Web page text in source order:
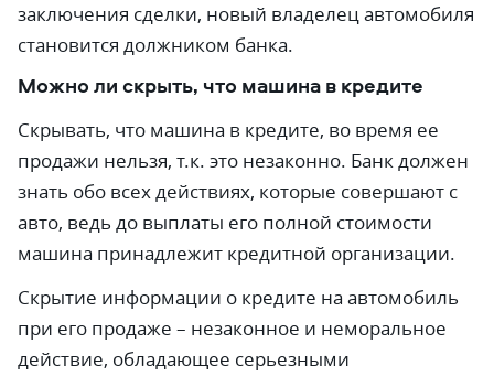
заключения сделки, новый владелец автомобиля
становится должником банка.
Можно ли скрыть, что машина в кредите
Скрывать, что машина в кредите, во время ее
продажи нельзя, т.к. это незаконно. Банк должен
знать обо всех действиях, которые совершают с
авто, ведь до выплаты его полной стоимости
машина принадлежит кредитной организации.
Скрытие информации о кредите на автомобиль
при его продаже – незаконное и неморальное
действие, обладающее серьезными